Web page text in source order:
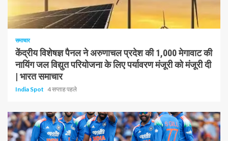
1 न्यूनतम पढ़ा
समाचार
केंद्रीय विशेषज्ञ पैनल ने अरुणाचल प्रदेश की 1,000 मेगावाट की
नायिंग जल विद्युत परियोजना के लिए पर्यावरण मंजूरी को मंजूरी दी
| भारत समाचार
India Spot 4 सप्ताह पहले